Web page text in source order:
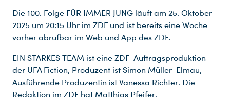
Die 100. Folge FÜR IMMER JUNG läuft am 25. Oktober
2025 um 20:15 Uhr im ZDF und ist bereits eine Woche
vorher abrufbar im Web und App des ZDF.
EIN STARKES TEAM ist eine ZDF-Auftragsproduktion
der UFA Fiction, Produzent ist Simon Müller-Elmau,
Ausführende Produzentin ist Vanessa Richter. Die
Redaktion im ZDF hat Matthias Pfeifer.